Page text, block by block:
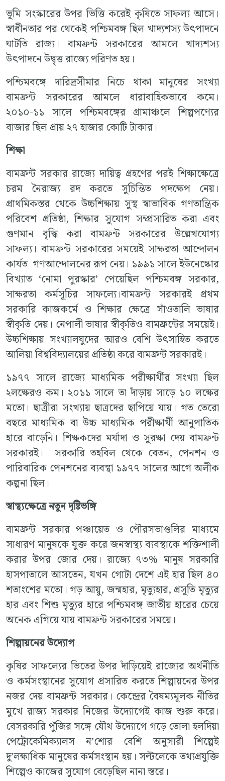
ভূমি সংস্কারের উপর ভিত্তি করেই কৃষিতে সাফল্য আসে।
স্বাধীনতার পর থেকেই পশ্চিমবঙ্গ ছিল খাদ্যশস্য উৎপাদনে
ঘাটতি রাজ্য। বামফ্রন্ট সরকারের আমলে খাদ্যশস্য
উৎপাদনে উদ্বৃত্ত রাজ্যে পরিণত হয়।
পশ্চিমবঙ্গে দারিদ্রসীমার নিচে থাকা মানুষের সংখ্যা
বামফ্রন্ট সরকারের আমলে ধারাবাহিকভাবে কমে।
২০১০-১১ সালে পশ্চিমবঙ্গের গ্রামাঞ্চলে শিল্পপণ্যের
বাজার ছিল প্রায় ২৭ হাজার কোটি টাকার।
শিক্ষা
বামফ্রন্ট সরকার রাজ্যে দায়িত্ব গ্রহণের পরই শিক্ষাক্ষেত্রে
চরম নৈরাজ্য রদ করতে সুচিন্তিত পদক্ষেপ নেয়।
প্রাথমিকস্তর থেকে উচ্চশিক্ষায় সুস্থ স্বাভাবিক গণতান্ত্রিক
পরিবেশ প্রতিষ্ঠা, শিক্ষার সুযোগ সম্প্রসারিত করা এবং
গুণমান বৃদ্ধি করা বামফ্রন্ট সরকারের উল্লেখযোগ্য
সাফল্য। বামফ্রন্ট সরকারের সময়েই সাক্ষরতা আন্দোলন
কার্যত গণআন্দোলনের রূপ নেয়। ১৯৯১ সালে ইউনেস্কোর
বিখ্যাত ‘নোমা পুরস্কার’ পেয়েছিল পশ্চিমবঙ্গ সরকার,
সাক্ষরতা কর্মসূচির সাফল্যে।বামফ্রন্ট সরকারই প্রথম
সরকারি কাজকর্মে ও শিক্ষার ক্ষেত্রে সাঁওতালি ভাষার
স্বীকৃতি দেয়। নেপালী ভাষার স্বীকৃতিও বামফ্রন্টের সময়েই।
উচ্চশিক্ষায় সংখ্যালঘুদের আরও বেশি উৎসাহিত করতে
আলিয়া বিশ্ববিদ্যালয়ের প্রতিষ্ঠা করে বামফ্রন্ট সরকারই।
১৯৭৭ সালে রাজ্যে মাধ্যমিক পরীক্ষার্থীর সংখ্যা ছিল
২লক্ষেরও কম। ২০১১ সালে তা দাঁড়ায় সাড়ে ১০ লক্ষের
মতো। ছাত্রীরা সংখ্যায় ছাত্রদের ছাপিয়ে যায়। গত তেরো
বছরে মাধ্যমিক বা উচ্চ মাধ্যমিক পরীক্ষার্থী আনুপাতিক
হারে বাড়েনি। শিক্ষকদের মর্যাদা ও সুরক্ষা দেয় বামফ্রন্ট
সরকারই। সরকারি তহবিল থেকে বেতন, পেনশন ও
পারিবারিক পেনশনের ব্যবস্থা ১৯৭৭ সালের আগে অলীক
কল্পনা ছিল।
স্বাস্থ্যক্ষেত্রে নতুন দৃষ্টিভঙ্গি
বামফ্রন্ট সরকার পঞ্চায়েত ও পৌরসভাগুলির মাধ্যমে
সাধারণ মানুষকে যুক্ত করে জনস্বাস্থ্য ব্যবস্থাকে শক্তিশালী
করার উপর জোর দেয়। রাজ্যে ৭৩% মানুষ সরকারি
হাসপাতালে আসতেন, যখন গোটা দেশে এই হার ছিল ৪০
শতাংশের মতো। গড় আয়ু, জন্মহার, মৃত্যুহার, প্রসূতি মৃত্যুর
হার এবং শিশু মৃত্যুর হারে পশ্চিমবঙ্গ জাতীয় হারের চেয়ে
অনেক এগিয়ে যায় বামফ্রন্ট সরকারের সময়ে।
শিল্পায়নের উদ্যোগ
কৃষির সাফল্যের ভিতের উপর দাঁড়িয়েই রাজ্যের অর্থনীতি
ও কর্মসংস্থানের সুযোগ প্রসারিত করতে শিল্পায়নের উপর
নজর দেয় বামফ্রন্ট সরকার। কেন্দ্রের বৈষম্যমূলক নীতির
মুখে রাজ্য সরকার নিজের উদ্যোগেই কাজ শুরু করে।
বেসরকারি পুঁজির সঙ্গে যৌথ উদ্যোগে গড়ে তোলা হলদিয়া
পেট্রোকেমিক্যালস ন’শোর বেশি অনুসারী শিল্পেই
দু’লক্ষাধিক মানুষের কর্মসংস্থান হয়। সল্টলেকে তথ্যপ্রযুক্তি
শিল্পেও কাজের সুযোগ বেড়েছিল নানা স্তরে।